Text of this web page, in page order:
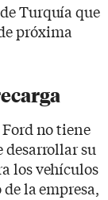
Turquía que
próxima
no tiene
desarrollar su
los vehículos
la empresa,